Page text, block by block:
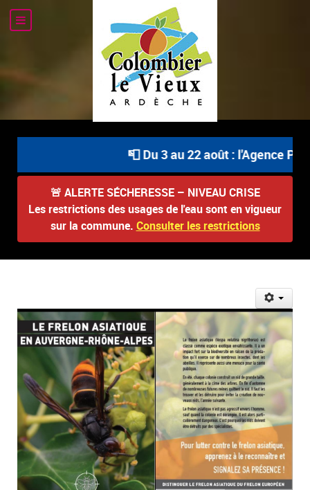
📮 Du 3 au 22 août : l'Agence
🚨 ALERTE SÉCHERESSE – NIVEAU CRISE
Les restrictions des usages de l'eau sont en vigueur
sur la commune. Consulter les restrictions